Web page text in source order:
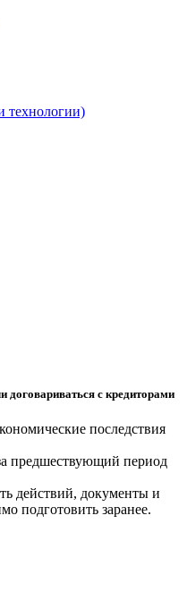
технологии)
договариваться с кредиторами
последствия
предшествующий период
действий, документы и
подготовить заранее.